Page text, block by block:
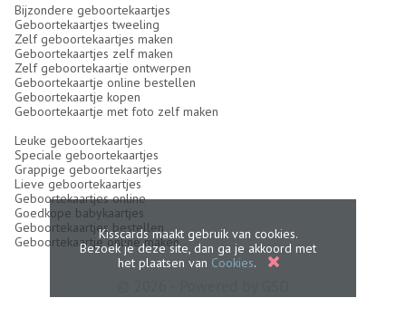
Bijzondere geboortekaartjes
Geboortekaartjes tweeling
Zelf geboortekaartjes maken
Geboortekaartjes zelf maken
Zelf geboortekaartje ontwerpen
Geboortekaartje online bestellen
Geboortekaartje kopen
Geboortekaartje met foto zelf maken
Leuke geboortekaartjes
Speciale geboortekaartjes
Grappige geboortekaartjes
Lieve geboortekaartjes
Geboortekaartjes online
Goedkope babykaartjes
Geboortekaartjes bestellen
Geboortekaartje online makenKisscards maakt gebruik van cookies.
Bezoek je deze site, dan ga je akkoord met
het plaatsen van Cookies.